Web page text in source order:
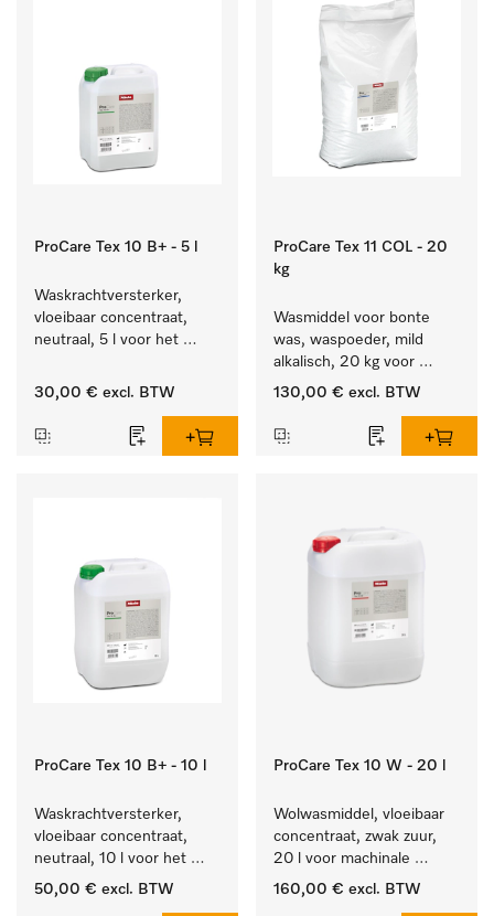
ProCare Tex 10 B+ - 5 l
Waskrachtversterker,
vloeibaar concentraat,
neutraal, 5 l voor het
vetvlekken.
30,00 € excl. BTW
ProCare Tex 11 COL - 20
kg
Wasmiddel voor bonte
was, waspoeder, mild
alkalisch, 20 kg voor
behoud van kleur en
was.
130,00 € excl. BTW
ProCare Tex 10 B+ - 10 l
Waskrachtversterker,
vloeibaar concentraat,
neutraal, 10 l voor het
effectief verwijderen van
50,00 € excl. BTW
ProCare Tex 10 W - 20 l
Wolwasmiddel, vloeibaar
concentraat, zwak zuur,
20 l voor machinale
reiniging van wol.
160,00 € excl. BTW